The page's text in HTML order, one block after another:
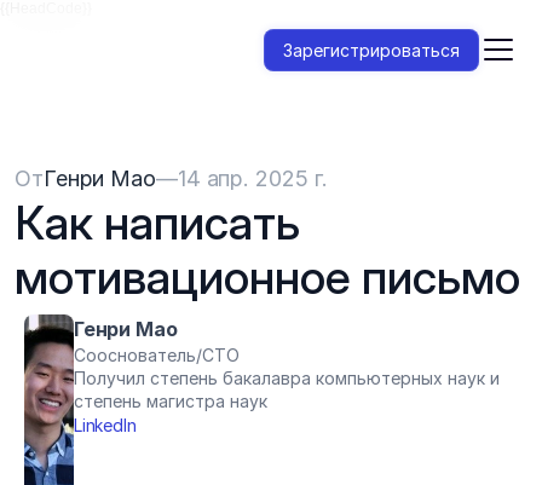
Зарегистрироваться
ОтГенри Мао—14 апр. 2025 г.
Как написать
мотивационное письмо
Генри Мао
Сооснователь/CTO
Получил степень бакалавра компьютерных наук и
степень магистра наук
LinkedIn